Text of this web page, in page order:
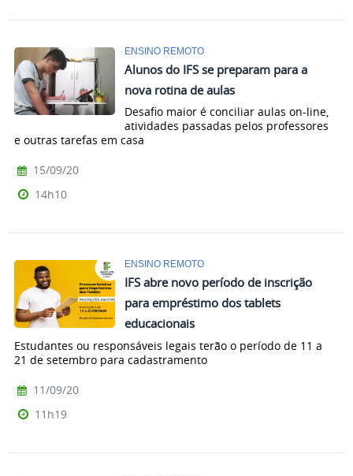
ENSINO REMOTO
Alunos do IFS se preparam para a
nova rotina de aulas
Desafio maior é conciliar aulas on-line,
atividades passadas pelos professores
e outras tarefas em casa
15/09/20
14h10
ENSINO REMOTO
IFS abre novo período de inscrição
para empréstimo dos tablets
educacionais
Estudantes ou responsáveis legais terão o período de 11 a
21 de setembro para cadastramento
11/09/20
11h19